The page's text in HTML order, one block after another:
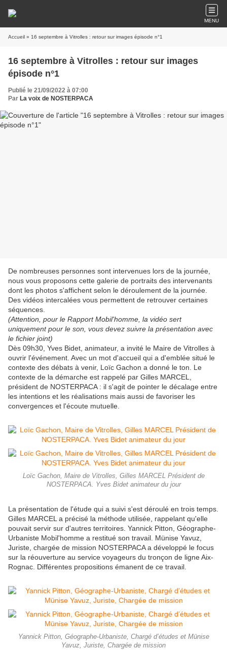
MENU
Accueil » 16 septembre à Vitrolles : retour sur images épisode n°1
16 septembre à Vitrolles : retour sur images
épisode n°1
Publié le 21/09/2022 à 07:00
Par La voix de NOSTERPACA
De nombreuses personnes sont intervenues lors de la journée,
nous vous proposons cette galerie de portraits des intervenants
dont les photos s'affichent selon le déroulement de la journée.
Des vidéos intercalées vous permettent de retrouver certaines
séquences.
(Attention, pour le Rapport Mobil'homme, la vidéo sert
uniquement pour le son, vous devez suivre la présentation avec
le fichier joint)
Dès 09h30, Yves Bidet, animateur, a invité le Maire de Vitrolles à
ouvrir l'événement. Avec un mot d'accueil qui a d'emblée situé le
contexte des débats à venir, Loïc Gachon a donné le ton. Le
contexte de la démarche est rappelé par Gilles MARCEL,
président de NOSTERPACA : il s'agit de pointer le décalage entre
les intentions et les réalisations mais aussi de favoriser les
convergences et l'écoute mutuelle.
Loïc Gachon, Maire de Vitrolles, Gilles MARCEL Président de
NOSTERPACA. Yves Bidet animateur du jour
La présentation de l'étude qui a suivi s'est déroulé en trois temps.
Gilles MARCEL a précisé la méthode utilisée, rappelant qu'elle
pouvait servir sur d'autres territoires. Yannick Pitton, Géographe-
Urbaniste Mobil'homme a restitué son travail. Münise Yavuz,
Juriste, chargée de mission NOSTERPACA a développé le focus
sur la réouverture au service voyageurs du tronçon de ligne Aix-
Rognac. Différentes propositions émanent de ce travail.
Yannick Pitton, Géographe-Urbaniste, Chargé d’études et Münise
Yavuz, Juriste, Chargée de mission